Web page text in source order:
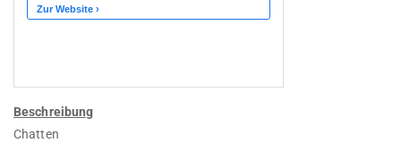
Beschreibung
Chatten